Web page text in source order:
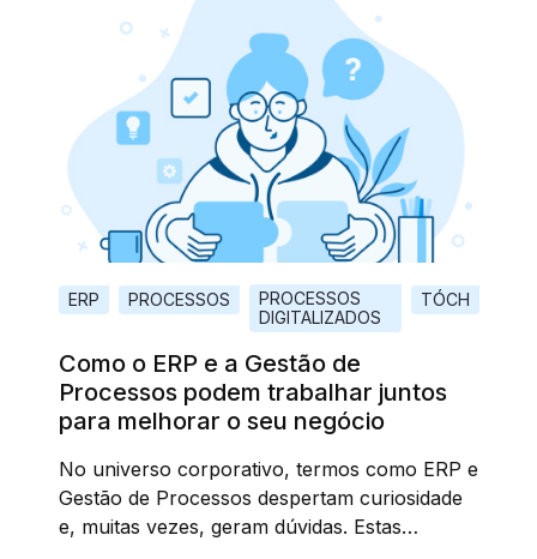
ERP PROCESSOS
PROCESSOS
DIGITALIZADOS
TÓCH
Como o ERP e a Gestão de
Processos podem trabalhar juntos
para melhorar o seu negócio
No universo corporativo, termos como ERP e
Gestão de Processos despertam curiosidade
e, muitas vezes, geram dúvidas. Estas